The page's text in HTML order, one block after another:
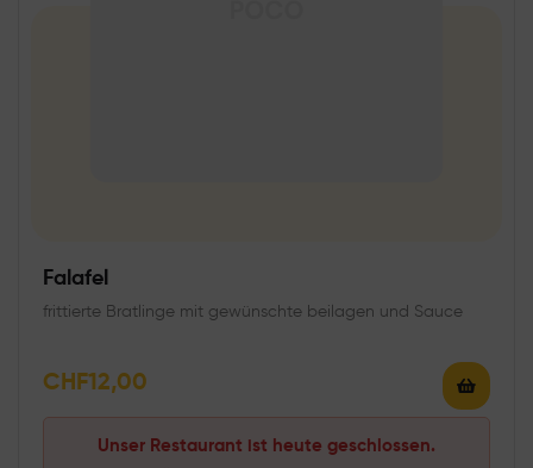
Falafel
frittierte Bratlinge mit gewünschte beilagen und Sauce
CHF12,00
Unser Restaurant ist heute geschlossen.